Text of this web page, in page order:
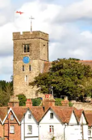
genom att trycka eller